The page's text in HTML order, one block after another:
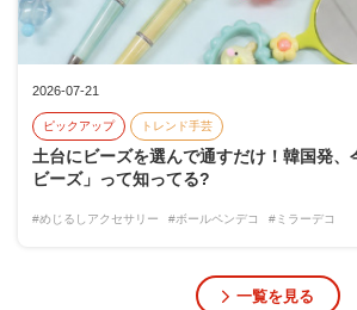
2026-07-21
ピックアップ トレンド手芸
土台にビーズを選んで通すだけ！韓国発、
ビーズ」って知ってる?
#めじるしアクセサリー #ボールペンデコ #ミラーデコ
一覧を見る